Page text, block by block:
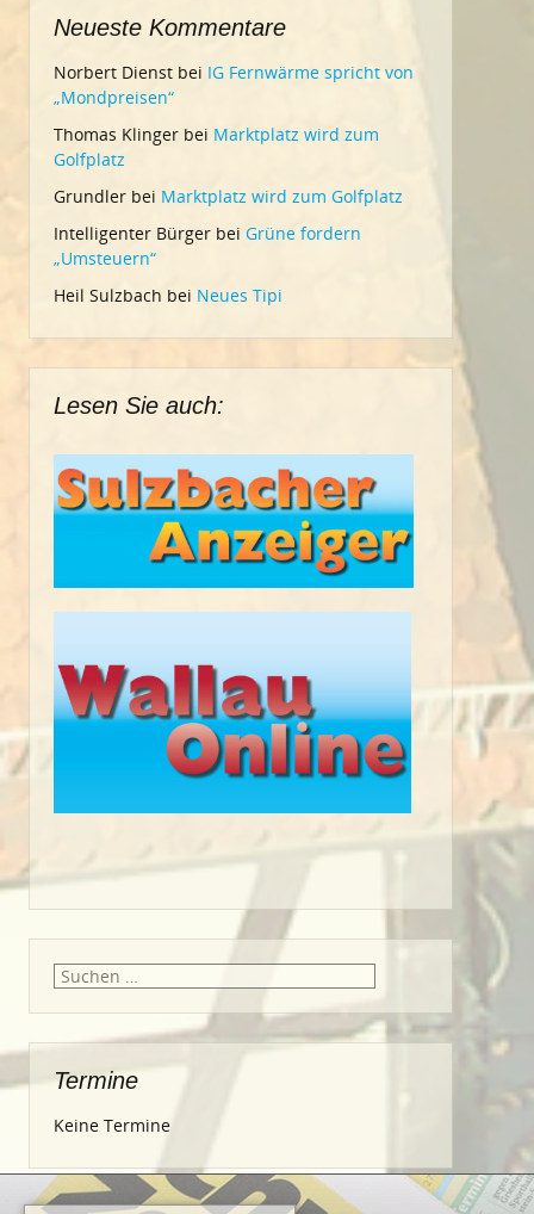
Neueste Kommentare
Norbert Dienst bei IG Fernwärme spricht von
„Mondpreisen“
Thomas Klinger bei Marktplatz wird zum
Golfplatz
Grundler bei Marktplatz wird zum Golfplatz
Intelligenter Bürger bei Grüne fordern
„Umsteuern“
Heil Sulzbach bei Neues Tipi
Lesen Sie auch:
Suche
Termine
Keine Termine